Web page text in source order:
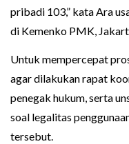
pribadi 103,” kata Ara
di Kemenko PMK,
Untuk mempercepat
agar dilakukan rapat
penegak hukum, serta
soal legalitas
tersebut.